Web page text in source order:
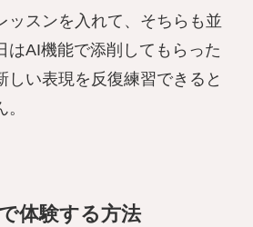
ッスンを入れて、そちらも並
はAI機能で添削してもらった
しい表現を反復練習できると
体験する方法